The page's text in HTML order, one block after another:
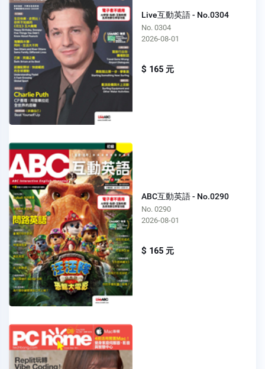
Live互動英語 - No.0304
No. 0304
2026-08-01
$ 165 元
ABC互動英語 - No.0290
No. 0290
2026-08-01
$ 165 元